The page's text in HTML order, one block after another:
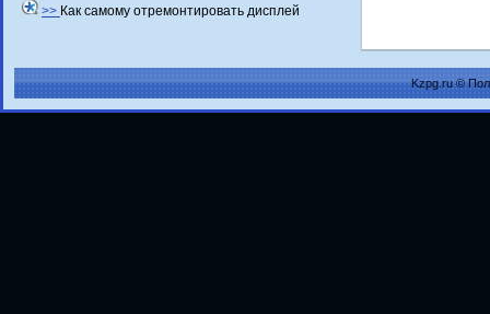
>> Как самому отремонтировать дисплей
Kzpg.ru ©